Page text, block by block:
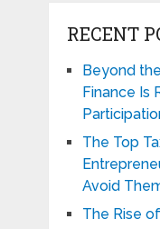
RECENT
Beyond
Finance Is
The Top
Avoid
The Rise